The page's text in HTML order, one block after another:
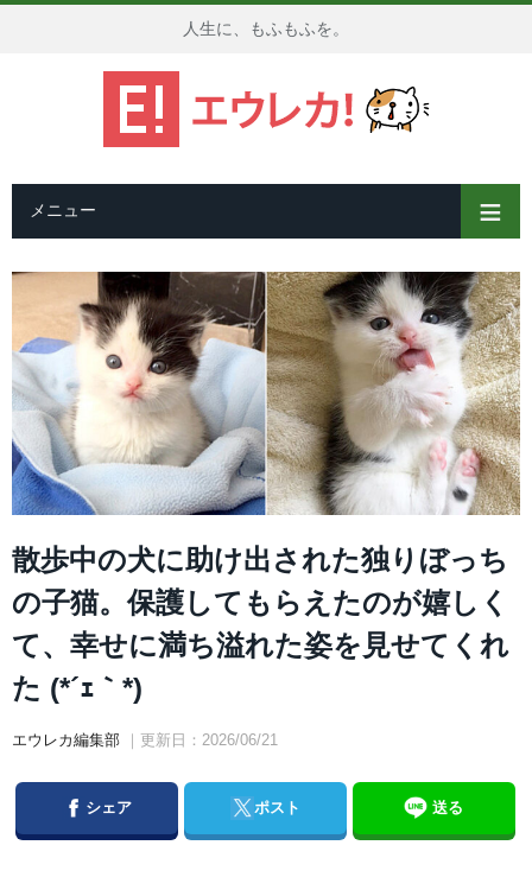
人生に、もふもふを。
メニュー
散歩中の犬に助け出された独りぼっち
の子猫。保護してもらえたのが嬉しく
て、幸せに満ち溢れた姿を見せてくれ
た (*´ｪ｀*)
エウレカ編集部 ｜更新日：2026/06/21
Facebook
シェア Twitterポスト 送る